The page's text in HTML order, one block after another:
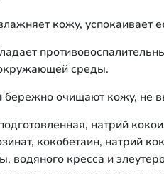
кожу, успокаивает
среды.
бережно очищают кожу, не
натрий
кокобетаин, натрий
водяного кресса и